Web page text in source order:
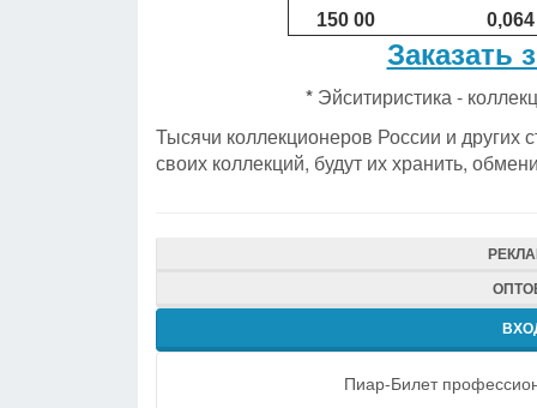
150 00
0,064
Заказать
* Эйситиристика -
Тысячи коллекционеров России и других
своих коллекций, будут их хранить,
Пиар-Билет